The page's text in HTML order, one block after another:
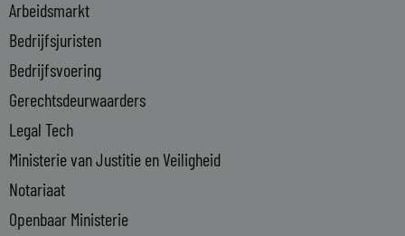
i
n
-
i
n
Arbeidsmarkt
Bedrijfsjuristen
Bedrijfsvoering
Gerechtsdeurwaarders
Legal Tech
Ministerie van Justitie en Veiligheid
Notariaat
Openbaar Ministerie